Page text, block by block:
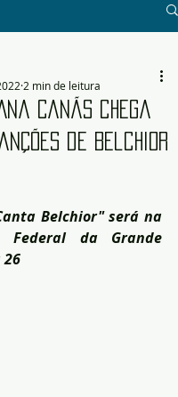
Canãs chega
de Belchior
2 min de leitura
NaN de 5 estrelas.
Belchior" será na
Federal da Grande
26